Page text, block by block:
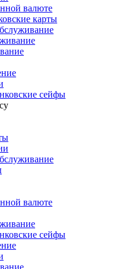
валюте
карты
сейфы
валюте
сейфы